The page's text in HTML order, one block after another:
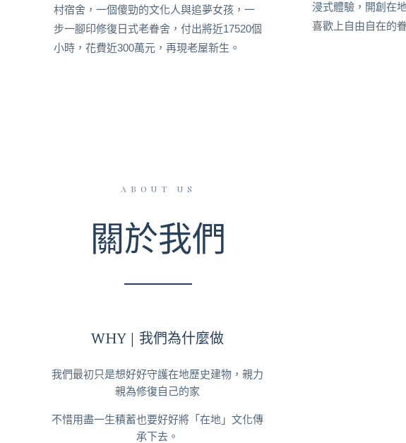
村宿舍，一個傻勁的文化人與追夢女孩，一
步一腳印修復日式老眷舍，付出將近17520個
小時，花費近300萬元，再現老屋新生。
浸式體驗，開創在
喜歡上自由自在的
ABOUT US
關於我們
WHY | 我們為什麼做
我們最初只是想好好守護在地歷史建物，親力
親為修復自己的家
不惜用盡一生積蓄也要好好將「在地」文化傳
承下去。